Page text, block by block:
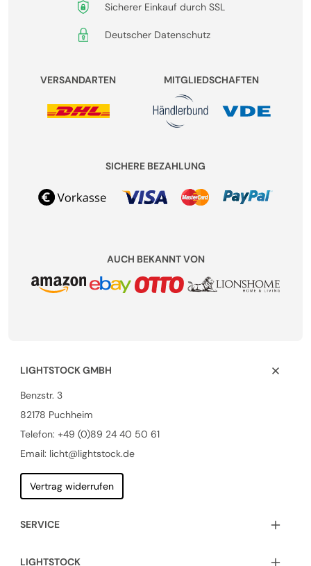
Sicherer Einkauf durch SSL
Deutscher Datenschutz
VERSANDARTEN MITGLIEDSCHAFTEN
SICHERE BEZAHLUNG
AUCH BEKANNT VON
LIGHTSTOCK GMBH
Benzstr. 3
82178 Puchheim
Telefon: +49 (0)89 24 40 50 61
Email: licht@lightstock.de
Vertrag widerrufen
SERVICE
LIGHTSTOCK